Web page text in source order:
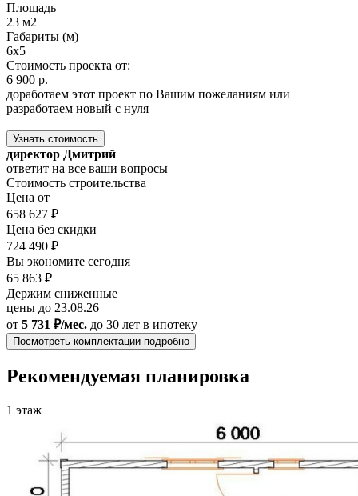
Площадь
23 м2
Габариты (м)
6x5
Стоимость проекта от:
6 900 р.
доработаем этот проект по Вашим пожеланиям или
разработаем новый с нуля
Узнать стоимость
директор Дмитрий
ответит на все ваши вопросы
Стоимость строительства
Цена от
658 627 ₽
Цена без скидки
724 490 ₽
Вы экономите сегодня
65 863 ₽
Держим сниженные
цены до 23.08.26
от 5 731 ₽/мес. до 30 лет в ипотеку
Посмотреть комплектации подробно
Рекомендуемая планировка
1 этаж